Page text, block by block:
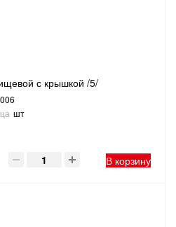
с крышкой /5/
шт
В корзину